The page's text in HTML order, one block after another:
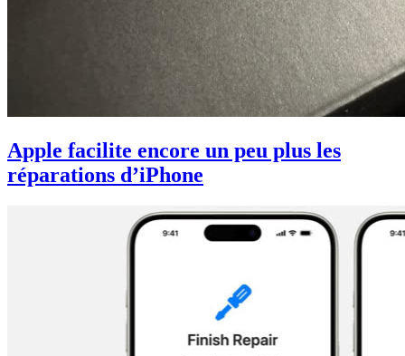
Apple facilite encore un peu plus les
réparations d’iPhone